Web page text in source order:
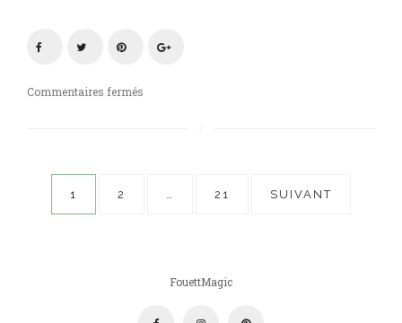
Commentaires fermés
concombre
Pagination
des
1 2 … 21 SUIVANT
FouettMagic